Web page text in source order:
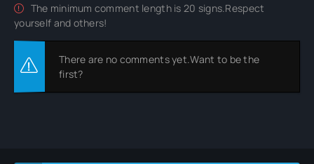
The minimum comment length is 20 signs.Respect
yourself and others!
There are no comments yet.Want to be the
first?